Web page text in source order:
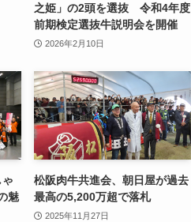
之姫」の2頭を選抜 令和4年度
前期検定選抜牛説明会を開催
2026年2月10日
魅
松阪肉牛共進会、朝日屋が過去
最高の5,200万超で落札
2025年11月27日